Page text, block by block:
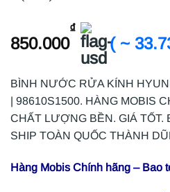
850.000
₫
( ~
BÌNH NƯỚC RỬA KÍNH
| 98610S1500. HÀNG MOBIS
CHẤT LƯỢNG BỀN. GIÁ TỐT.
SHIP TOÀN QUỐC THÀNH
Hàng Mobis Chính hãng – Bao